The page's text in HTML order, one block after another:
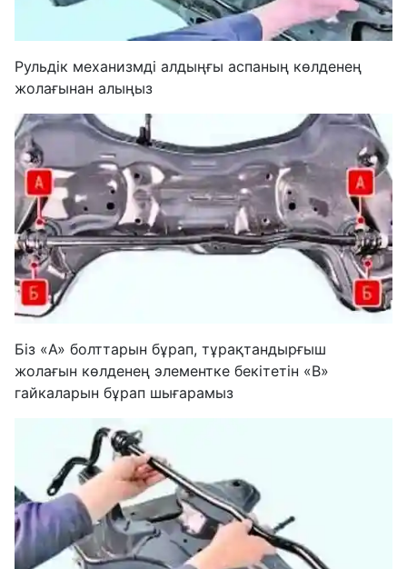
Рульдік механизмді алдыңғы аспаның көлденең
жолағынан алыңыз
Біз «A» болттарын бұрап, тұрақтандырғыш
жолағын көлденең элементке бекітетін «B»
гайкаларын бұрап шығарамыз